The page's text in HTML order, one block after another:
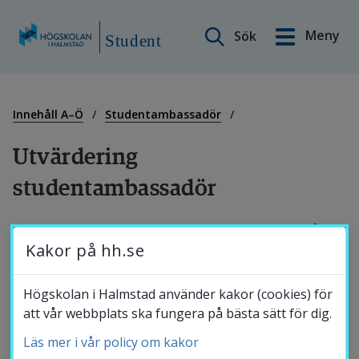
innehåll
Student
Sök
Meny
Innehåll A–Ö Studentambassadör
Utvärdering
studentambassadör
Fyll gärna i utvärderingen utförligt och så
fort som möjligt efter att du har kommit
tillbaka från en aktivitet.
(obligatorisk)
English
Min sida
Innehåll A–Ö
Studiestöd
Studentnytt
Kakor på hh.se
Högskolan i Halmstad använder kakor (cookies) för
att vår webbplats ska fungera på bästa sätt för dig.
Läs mer i vår policy om kakor